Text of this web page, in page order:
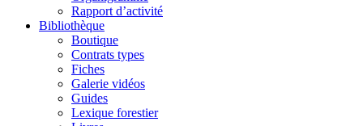
Rapport d’activité
Bibliothèque
Boutique
Contrats types
Fiches
Galerie vidéos
Guides
Lexique forestier